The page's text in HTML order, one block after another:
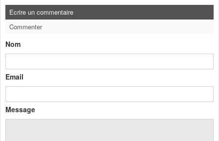
Ecrire un commentaire
Commenter
Nom
Email
Message